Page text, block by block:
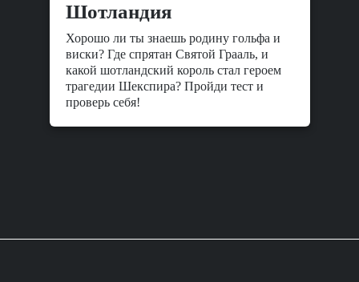
Шотландия
Хорошо ли ты знаешь родину гольфа и
виски? Где спрятан Святой Грааль, и
какой шотландский король стал героем
трагедии Шекспира? Пройди тест и
проверь себя!